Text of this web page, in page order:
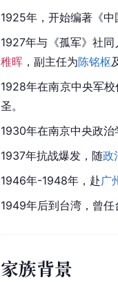
1925年，开始编著《
1927年与《孤军》社
稚晖 ，副主任为陈铭枢
1928年在南京中央军
圣。
1930年在南京中央政
1937年抗战爆发，随政
1946年-1948年，赴 广
1949年后到台湾 ，曾
家族背景